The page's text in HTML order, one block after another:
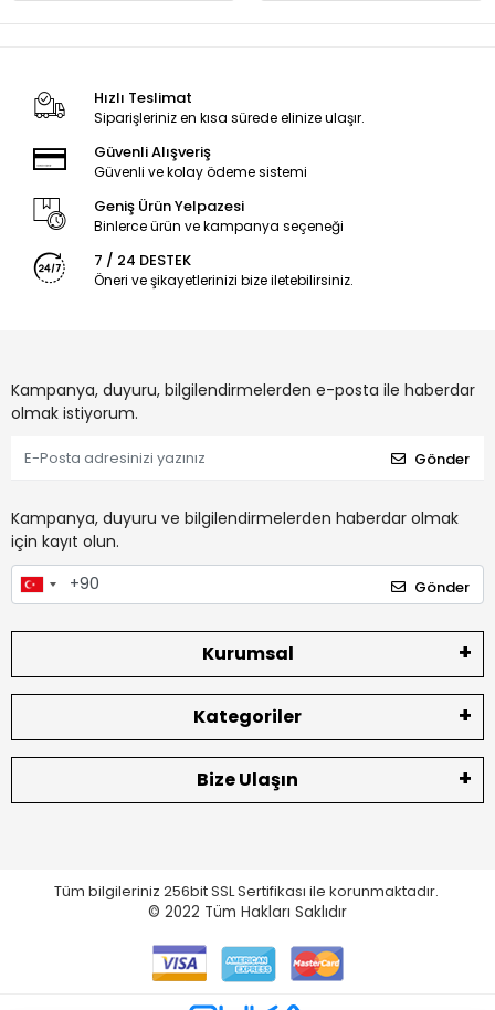
Hızlı Teslimat
Siparişleriniz en kısa sürede elinize ulaşır.
Güvenli Alışveriş
Güvenli ve kolay ödeme sistemi
Geniş Ürün Yelpazesi
Binlerce ürün ve kampanya seçeneği
7 / 24 DESTEK
Öneri ve şikayetlerinizi bize iletebilirsiniz.
Kampanya, duyuru, bilgilendirmelerden e-posta ile haberdar
olmak istiyorum.
Gönder
Kampanya, duyuru ve bilgilendirmelerden haberdar olmak
için kayıt olun.
Gönder
Kurumsal
Kategoriler
Bize Ulaşın
Tüm bilgileriniz 256bit SSL Sertifikası ile korunmaktadır.
© 2022 Tüm Hakları Saklıdır